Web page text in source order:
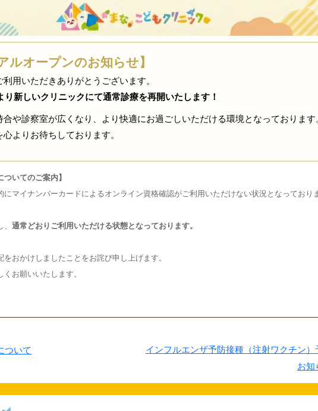
ルオープンのお知らせ】
用いただきありがとうございます。
り新しいクリニックにて通常診療を再開いたします！
や診察室が広くなり、より快適にお過ごしいただける環境となっております
よりお待ちしております。
いてのご案内】
にマイナンバーカードによるオンライン資格確認がご利用いただけない状況となっており
、通常どおりご利用いただける状態となっております。
おかけしましたことをお詫び申し上げます。
お願いいたします。
ついて
インフルエンザ予防接種（注射ワクチン）
お知